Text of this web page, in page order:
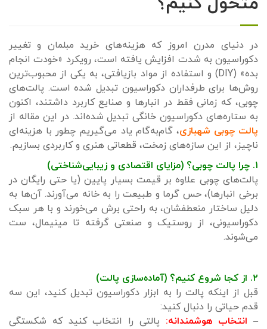
در دنیای مدرن امروز که هزینه‌های خرید مبلمان و تغییر
دکوراسیون به شدت افزایش یافته است، رویکرد «خودت انجام
بده» (DIY) و استفاده از مواد بازیافتی، به یکی از محبوب‌ترین
روش‌ها برای طرفداران دکوراسیون تبدیل شده است. پالت‌های
چوبی، که زمانی فقط در انبارها و صنایع کاربرد داشتند، اکنون
به ستاره‌های دکوراسیون خانگی تبدیل شده‌اند. در این مقاله از
پالت چوبی شهبازی، گام‌به‌گام یاد می‌گیریم چطور با هزینه‌ای
ناچیز، از این سازه‌های زمخت، قطعاتی هنری و کاربردی بسازیم.
۱. چرا پالت چوبی؟ (مزایای اقتصادی و زیبایی‌شناختی)
پالت‌های چوبی علاوه بر قیمت بسیار پایین (یا حتی رایگان در
برخی انبارها)، حس گرما و طبیعت را به خانه می‌آورند. آن‌ها به
دلیل ساختار منعطفشان، به راحتی برش می‌خورند و با هر سبک
دکوراسیونی، از روستیک و صنعتی گرفته تا مینیمال، ست
می‌شوند.
۲. از کجا شروع کنیم؟ (آماده‌سازی پالت)
قبل از اینکه پالت را به ابزار دکوراسیون تبدیل کنید، این سه
قدم حیاتی را دنبال کنید:
– انتخاب هوشمندانه: پالتی را انتخاب کنید که شکستگی